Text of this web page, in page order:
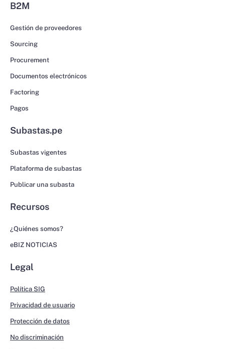
B2M
Gestión de proveedores
Sourcing
Procurement
Documentos electrónicos
Factoring
Pagos
Subastas.pe
Subastas vigentes
Plataforma de subastas
Publicar una subasta
Recursos
¿Quiénes somos?
eBIZ NOTICIAS
Legal
Política SIG
Privacidad de usuario
Protección de datos
No discriminación